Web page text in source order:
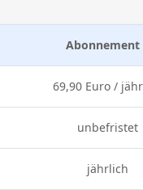
Abonnement
69,90 Euro /
unbefristet
jährlich